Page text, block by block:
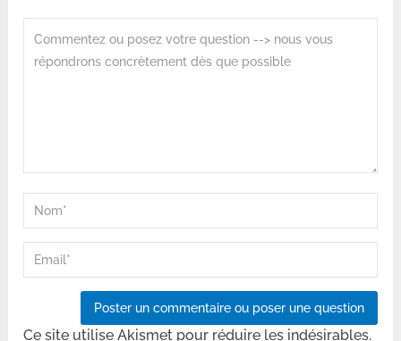
Ce site utilise Akismet pour réduire les indésirables.